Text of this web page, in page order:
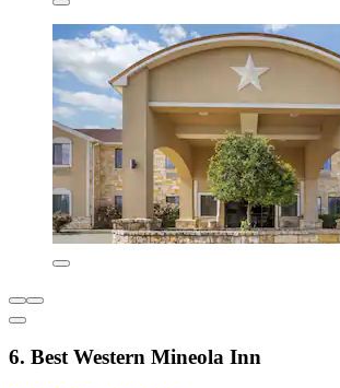
6. Best Western Mineola Inn